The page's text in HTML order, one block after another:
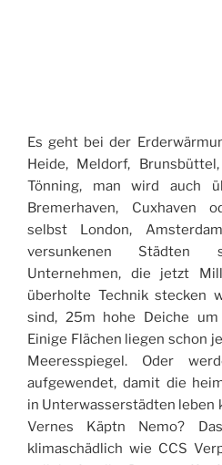
Es geht bei der
Heide, Meldorf,
Tönning, man wird auch
Bremerhaven, Cuxhaven
selbst London,
versunkenen Städten
Unternehmen, die jetzt
überholte Technik stecken
sind, 25m hohe Deiche
Einige Flächen liegen schon
Meeresspiegel. Oder
aufgewendet, damit die
in Unterwasserstädten leben
Vernes Käptn Nemo?
klimaschädlich wie CCS